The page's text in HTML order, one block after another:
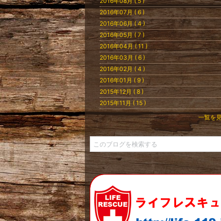
2016年07月 ( 6 )
2016年06月 ( 4 )
2016年05月 ( 7 )
2016年04月 ( 11 )
2016年03月 ( 6 )
2016年02月 ( 4 )
2016年01月 ( 9 )
2015年12月 ( 8 )
2015年11月 ( 15 )
一覧を